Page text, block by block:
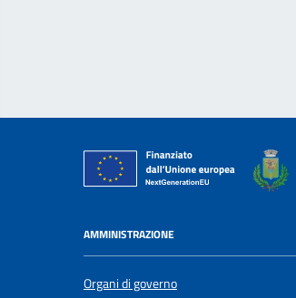
AMMINISTRAZIONE
Organi di governo